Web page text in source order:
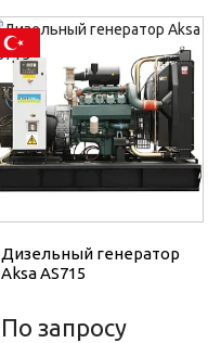
Дизельный генератор
Aksa AS715
По запросу